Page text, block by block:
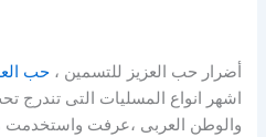
أضرار حب العزيز للتسمين ،حب
اشهر انواع المسليات التى تندرج
والوطن العربى ،عرفت واستخدمت